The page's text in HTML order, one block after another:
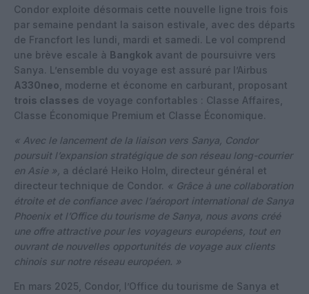
Condor exploite désormais cette nouvelle ligne trois fois
par semaine pendant la saison estivale, avec des départs
de Francfort les lundi, mardi et samedi. Le vol comprend
une brève escale à Bangkok avant de poursuivre vers
Sanya. L’ensemble du voyage est assuré par l’Airbus
A330neo , moderne et économe en carburant, proposant
trois classes de voyage confortables : Classe Affaires,
Classe Économique Premium et Classe Économique.
« Avec le lancement de la liaison vers Sanya, Condor
poursuit l’expansion stratégique de son réseau long-courrier
en Asie », a déclaré Heiko Holm, directeur général et
directeur technique de Condor. « Grâce à une collaboration
étroite et de confiance avec l’aéroport international de Sanya
Phoenix et l’Office du tourisme de Sanya, nous avons créé
une offre attractive pour les voyageurs européens, tout en
ouvrant de nouvelles opportunités de voyage aux clients
chinois sur notre réseau européen. »
En mars 2025, Condor, l’Office du tourisme de Sanya et